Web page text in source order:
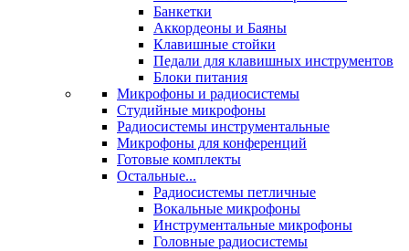
Банкетки
Аккордеоны и Баяны
Клавишные стойки
Педали для клавишных инструментов
Блоки питания
Микрофоны и радиосистемы
Студийные микрофоны
Радиосистемы инструментальные
Микрофоны для конференций
Готовые комплекты
Остальные...
Радиосистемы петличные
Вокальные микрофоны
Инструментальные микрофоны
Головные радиосистемы